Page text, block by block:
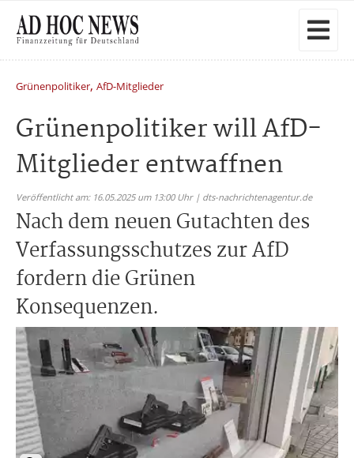
Grünenpolitiker, AfD-Mitglieder
Grünenpolitiker will AfD-
Mitglieder entwaffnen
Veröffentlicht am: 16.05.2025 um 13:00 Uhr | dts-nachrichtenagentur.de
Nach dem neuen Gutachten des
Verfassungsschutzes zur AfD
fordern die Grünen
Konsequenzen.